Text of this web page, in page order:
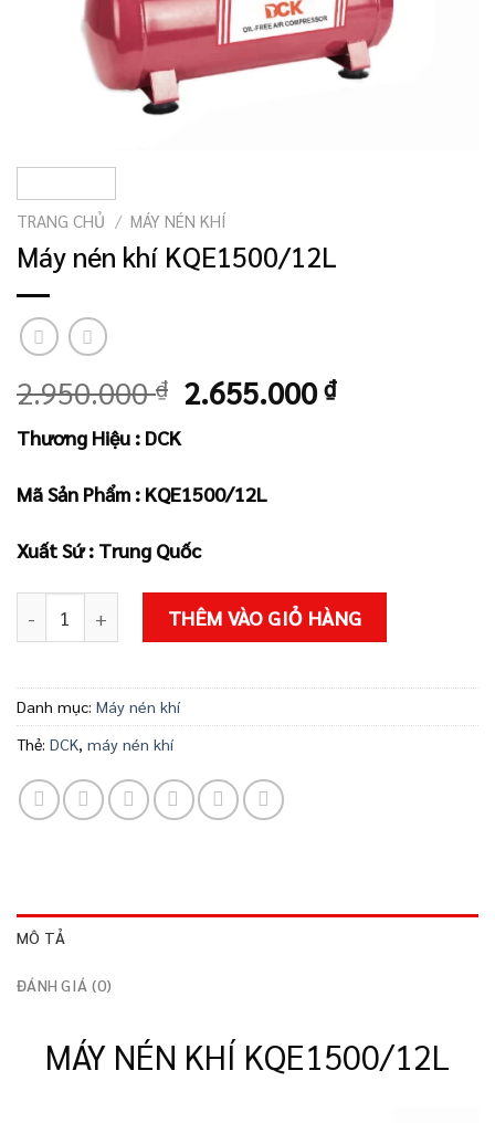
TRANG CHỦ / MÁY NÉN KHÍ
Máy nén khí KQE1500/12L
2.950.000₫ Giá
2.950.000 ₫.
2.655.000₫Giá
Thương Hiệu : DCK
Mã Sản Phẩm : KQE1500/12L
Xuất Sứ : Trung Quốc
Máy nén khí KQE1500/12L số lượng
THÊM VÀO GIỎ HÀNG
Danh mục: Máy nén khí
Thẻ: DCK, máy nén khí
MÔ TẢ
ĐÁNH GIÁ (0)
MÁY NÉN KHÍ KQE1500/12L